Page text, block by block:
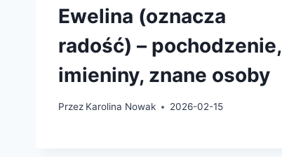
Ewelina (oznacza
radość) – pochodzenie,
imieniny, znane osoby
Przez Karolina Nowak 2026-02-15